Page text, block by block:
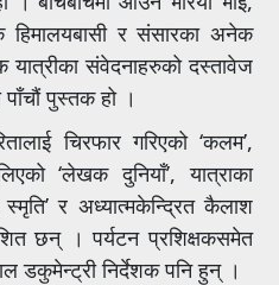
र संसारका अनेक
संवेदनाहरुको दस्तावेज
पाँचौं पुस्तक हो ।
चिरफार गरिएको ‘कलम’,
‘लेखक दुनियाँ’, यात्राका
स्मृति’ र अध्यात्मकेन्द्रित कैलाश
छन् । पर्यटन प्रशिक्षकसमेत
डकुमेन्ट्री निर्देशक पनि हुन् ।